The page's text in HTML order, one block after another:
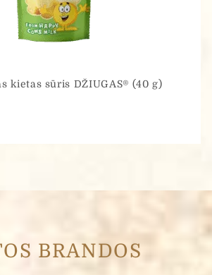
kietas sūris DŽIUGAS® (40 g)
BRANDOS